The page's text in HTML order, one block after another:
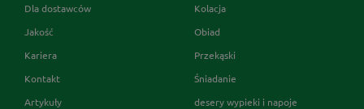
Dla dostawców
Jakość
Kariera
Kontakt
Artykuły
Kolacja
Obiad
Przekąski
Śniadanie
desery wypieki i napoje